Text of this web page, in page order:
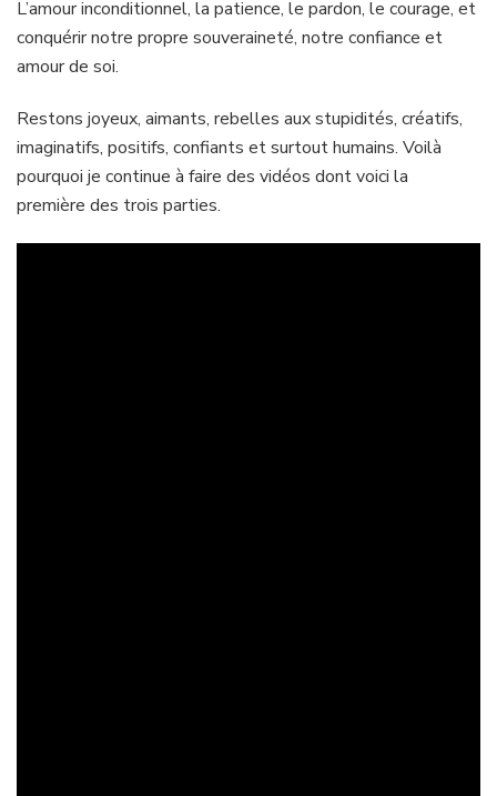
L’amour inconditionnel, la patience, le pardon, le courage, et
conquérir notre propre souveraineté, notre confiance et
amour de soi.
Restons joyeux, aimants, rebelles aux stupidités, créatifs,
imaginatifs, positifs, confiants et surtout humains. Voilà
pourquoi je continue à faire des vidéos dont voici la
première des trois parties.